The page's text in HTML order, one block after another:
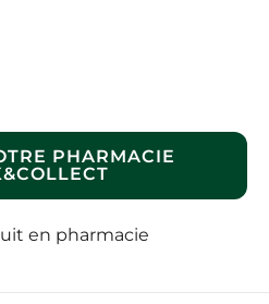
PHARMACIE
en pharmacie